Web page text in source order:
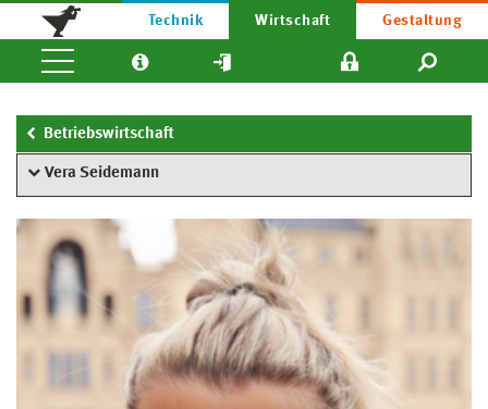
Technik Wirtschaft Gestaltung
Betriebswirtschaft
Vera Seidemann